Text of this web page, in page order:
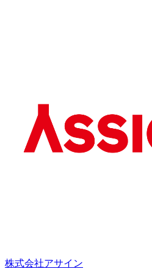
株式会社アサイン